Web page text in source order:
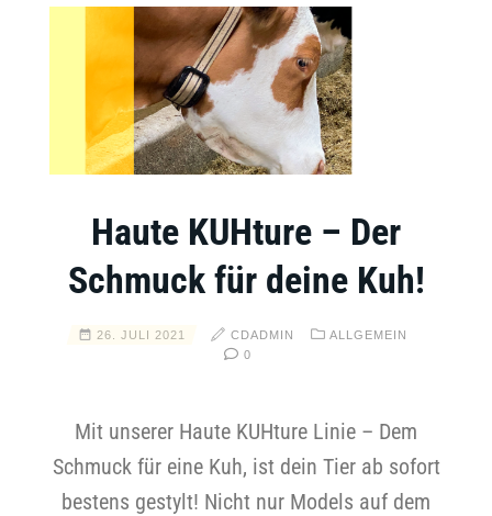
Haute KUHture – Der
Schmuck für deine Kuh!
26. JULI 2021 CDADMIN
ALLGEMEIN
0
Mit unserer Haute KUHture Linie – Dem
Schmuck für eine Kuh, ist dein Tier ab sofort
bestens gestylt! Nicht nur Models auf dem